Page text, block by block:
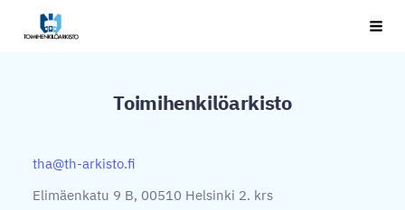
Siirry
sivun
Toimihenkilöarkisto
Toimihenkilöarkisto
tha@th-arkisto.fi
Elimäenkatu 9 B, 00510 Helsinki 2. krs